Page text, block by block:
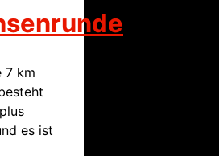
7 km
es ist